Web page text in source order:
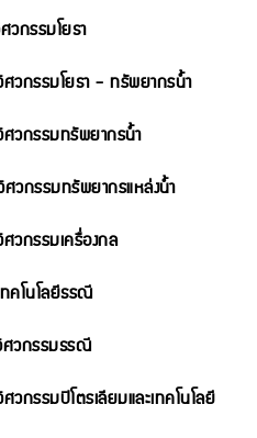
วกรรมโยธา
วกรรมโยธา - ทรัพยากรน้ำ
ศวกรรมทรัพยากรน้ำ
วกรรมทรัพยากรแหล่งน้ำ
วกรรมเครื่องกล
คโนโลยีธรณี
ศวกรรมธรณี
กรรมปิโตรเลียมและเทคโนโลยี